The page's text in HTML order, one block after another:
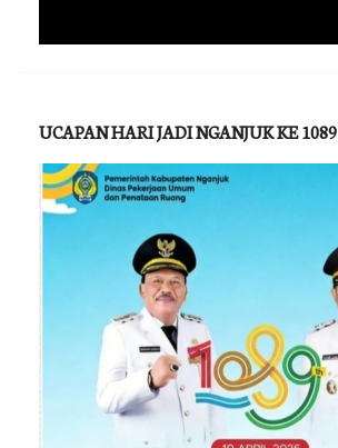
UCAPAN HARI JADI NGANJUK KE 1089